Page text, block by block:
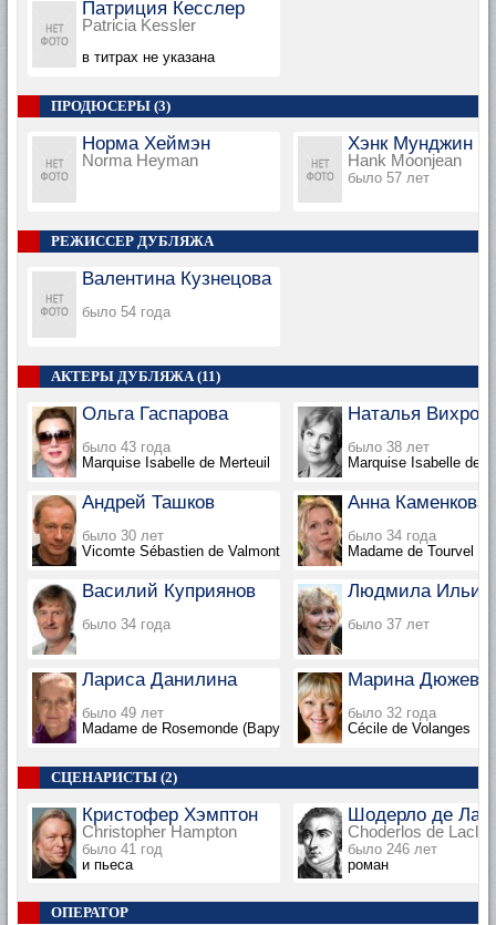
Патриция Кесслер
Patricia Kessler
в титрах не указана
ПРОДЮСЕРЫ (3)
Норма Хеймэн
Norma Heyman
Хэнк Мунджин
Hank Moonjean
было 57 лет
РЕЖИССЕР ДУБЛЯЖА
Валентина Кузнецова
было 54 года
АКТЕРЫ ДУБЛЯЖА (11)
Ольга Гаспарова
было 43 года
Marquise Isabelle de Merteuil
Наталья
было 38 лет
Marquise Isabelle de
Андрей Ташков
было 30 лет
Vicomte Sébastien de Valmont (Варус-видео)
Анна Каменкова
было 34 года
Madame de Tourvel
Василий Куприянов
было 34 года
Людмила
было 37 лет
Лариса Данилина
было 49 лет
Madame de Rosemonde (Варус-видео)
Марина Дюжева
было 32 года
Cécile de Volanges
СЦЕНАРИСТЫ (2)
Кристофер Хэмптон
Christopher Hampton
было 41 год
и пьеса
Шодерло де
Choderlos de Laclos
было 246 лет
роман
ОПЕРАТОР